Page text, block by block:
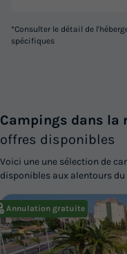
*Consulter le détail de
spécifiques
Campings dans la
offres disponibles
Voici une une sélection de
disponibles aux alentours
Annulation gratuite